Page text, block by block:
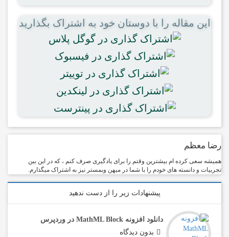
این مقاله را با دوستان خود به اشتراک بگذارید
رضا معظم
همیشه سعی کرده ام بیشترین وقتم را برای یادگیری صرف کنم ، که در این بین
تجربیات و دانسته های خودم را با شما در میهن وبمستر نیز به اشتراک میگذارم.
پیشنهادات زیر را از دست ندهید
دانلود افزونه MathML Block در وردپرس
بدون دیدگاه